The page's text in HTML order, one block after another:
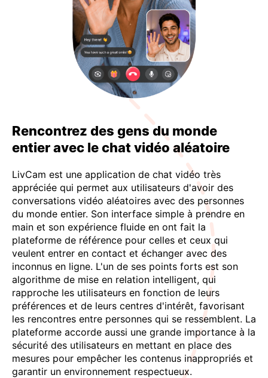
Rencontrez des gens du monde
entier avec le chat vidéo aléatoire
LivCam est une application de chat vidéo très
appréciée qui permet aux utilisateurs d'avoir des
conversations vidéo aléatoires avec des personnes
du monde entier. Son interface simple à prendre en
main et son expérience fluide en ont fait la
plateforme de référence pour celles et ceux qui
veulent entrer en contact et échanger avec des
inconnus en ligne. L'un de ses points forts est son
algorithme de mise en relation intelligent, qui
rapproche les utilisateurs en fonction de leurs
préférences et de leurs centres d'intérêt, favorisant
les rencontres entre personnes qui se ressemblent. La
plateforme accorde aussi une grande importance à la
sécurité des utilisateurs en mettant en place des
mesures pour empêcher les contenus inappropriés et
garantir un environnement respectueux.